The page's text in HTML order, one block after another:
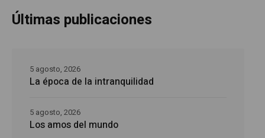
Últimas publicaciones
La época de la intranquilidad
5 agosto, 2026
Los amos del mundo
5 agosto, 2026